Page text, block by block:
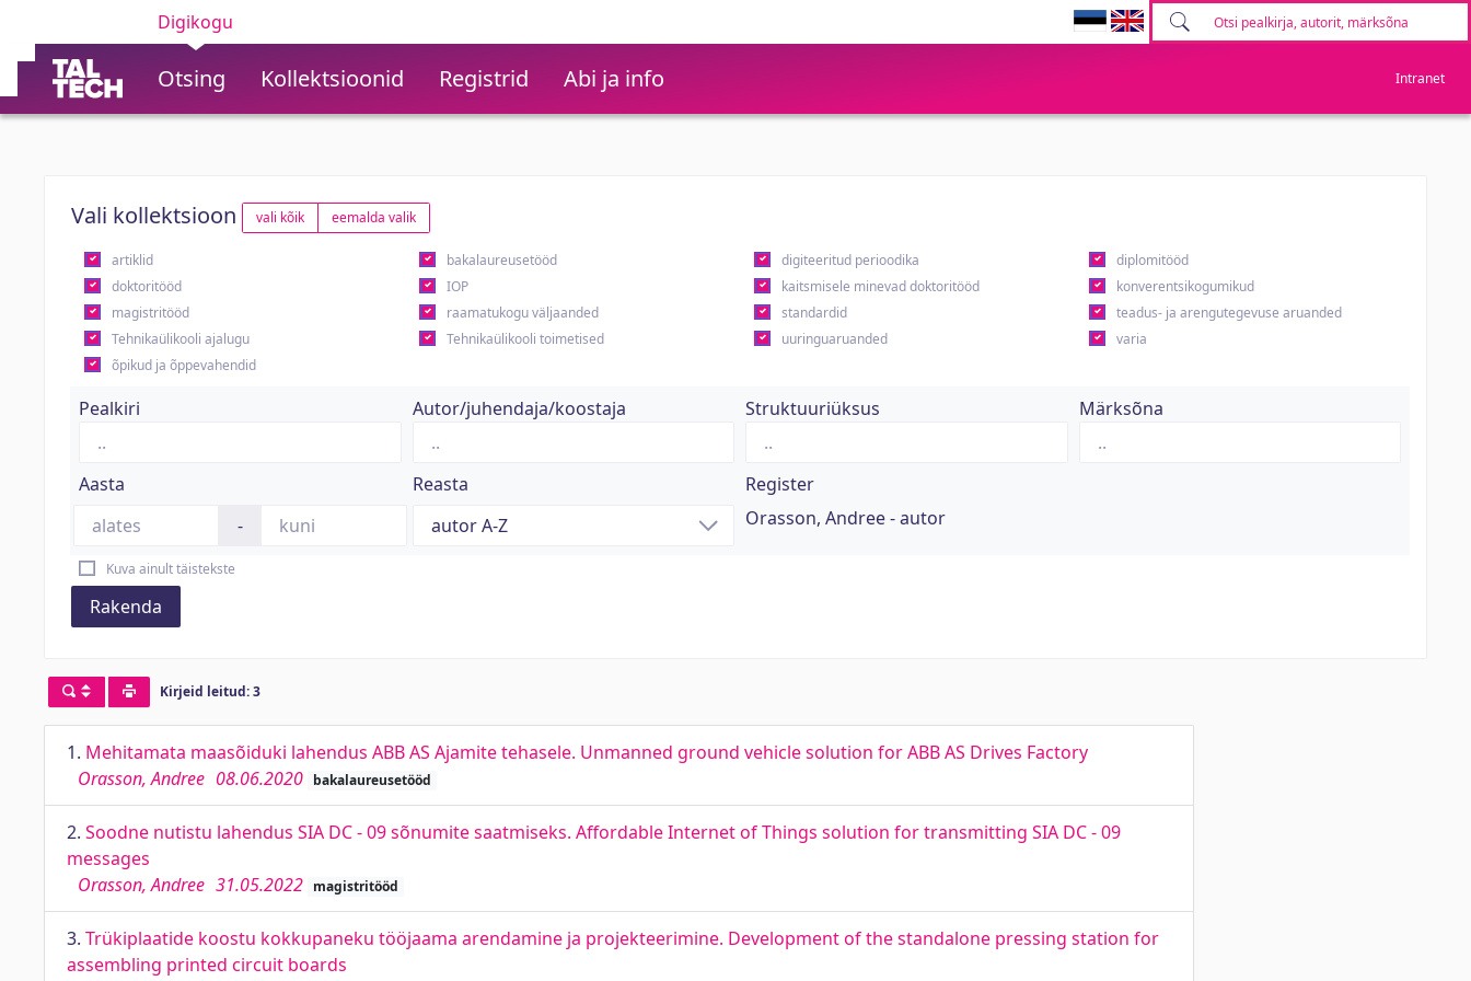
Digikogu
Otsing Kollektsioonid Registrid Abi ja info Intranet
Vali kollektsioon vali kõik eemalda valik
artiklid bakalaureusetööd digiteeritud perioodika
diplomitööd
doktoritööd
IOP kaitsmisele minevad doktoritööd
konverentsikogumikud
magistritööd
raamatukogu väljaanded standardid
teadus- ja arengutegevuse aruanded
Tehnikaülikooli ajalugu
Tehnikaülikooli toimetised uuringuaruanded
varia
õpikud ja õppevahendid
Pealkiri Autor/juhendaja/koostaja Struktuuriüksus Märksõna
Aasta
-
Reasta
Register
Orasson, Andree - autor
Kuva ainult täistekste
Rakenda
Kirjeid leitud: 3
1. Mehitamata maasõiduki lahendus ABB AS Ajamite tehasele. Unmanned ground vehicle solution for ABB AS Drives Factory
Orasson, Andree 08.06.2020 bakalaureusetööd
2. Soodne nutistu lahendus SIA DC - 09 sõnumite saatmiseks. Affordable Internet of Things solution for transmitting SIA DC - 09
messages
Orasson, Andree 31.05.2022 magistritööd
3. Trükiplaatide koostu kokkupaneku tööjaama arendamine ja projekteerimine. Development of the standalone pressing station for
assembling printed circuit boards